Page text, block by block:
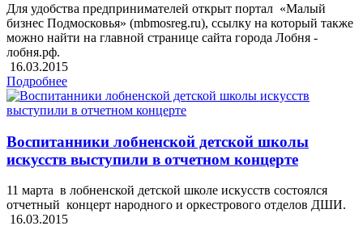
Для удобства предпринимателей открыт портал «Малый
бизнес Подмосковья» (mbmosreg.ru), ссылку на который также
можно найти на главной странице сайта города Лобня -
лобня.рф.
16.03.2015
Подробнее
Воспитанники лобненской детской школы
искусств выступили в отчетном концерте
11 марта в лобненской детской школе искусств состоялся
отчетный концерт народного и оркестрового отделов ДШИ.
16.03.2015